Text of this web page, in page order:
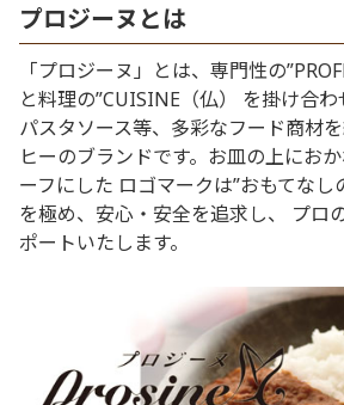
プロジーヌとは
「プロジーヌ」とは、専門性の
と料理の”CUISINE（仏） を掛け合
パスタソース等、多彩なフード商材
ヒーのブランドです。お皿の上にお
ーフにした ロゴマークは”おもてなし
を極め、安心・安全を追求し、 プロ
ポートいたします。